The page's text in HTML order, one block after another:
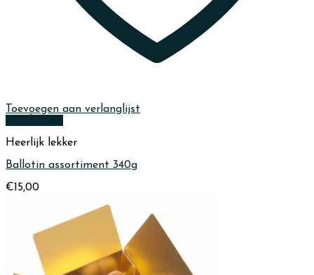
Toevoegen aan verlanglijst
Heerlijk lekker
Ballotin assortiment 340g
€15,00